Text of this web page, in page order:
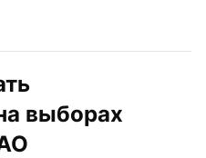
выборах